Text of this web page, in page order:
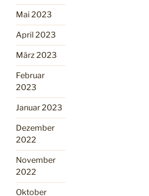
Mai 2023
April 2023
März 2023
Februar
2023
Januar 2023
Dezember
2022
November
2022
Oktober